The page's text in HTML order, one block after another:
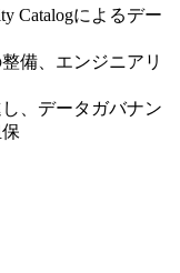
Catalogによるデー
備、エンジニアリ
、データガバナン